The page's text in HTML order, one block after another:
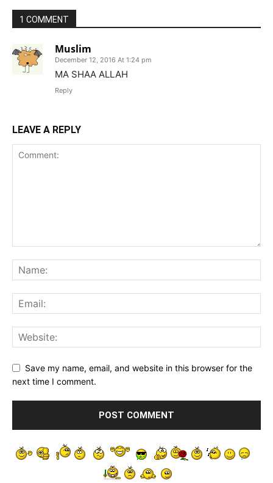
1 COMMENT
Muslim
December 12, 2016 At 1:24 pm
MA SHAA ALLAH
Reply
LEAVE A REPLY
Save my name, email, and website in this browser for the
next time I comment.